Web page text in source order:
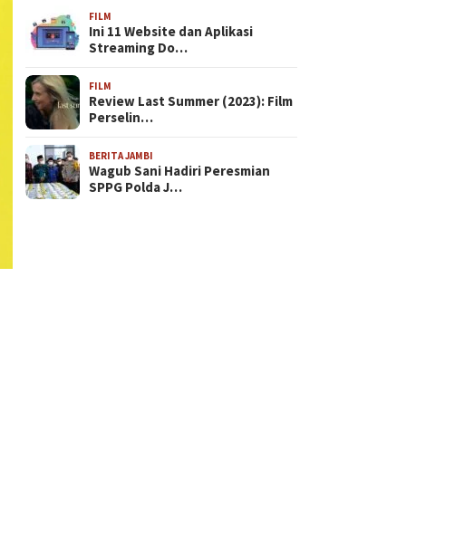
FILM
Ini 11 Website dan Aplikasi
Streaming Do…
FILM
Review Last Summer (2023): Film
Perselin…
BERITA JAMBI
Wagub Sani Hadiri Peresmian
SPPG Polda J…